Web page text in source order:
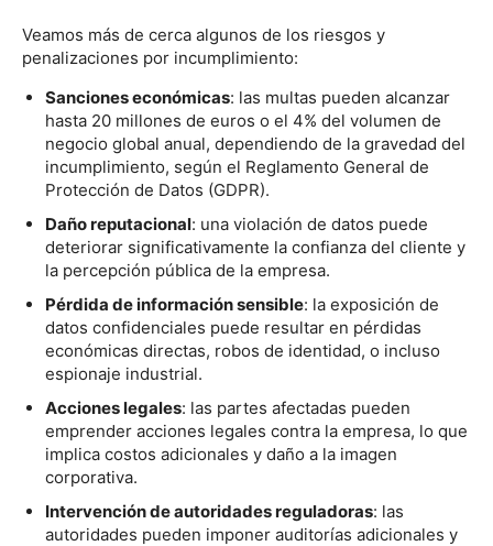
Veamos más de cerca algunos de los riesgos y
penalizaciones por incumplimiento:
Sanciones económicas: las multas pueden alcanzar
hasta 20 millones de euros o el 4% del volumen de
negocio global anual, dependiendo de la gravedad del
incumplimiento, según el Reglamento General de
Protección de Datos (GDPR).
Daño reputacional: una violación de datos puede
deteriorar significativamente la confianza del cliente y
la percepción pública de la empresa.
Pérdida de información sensible: la exposición de
datos confidenciales puede resultar en pérdidas
económicas directas, robos de identidad, o incluso
espionaje industrial.
Acciones legales: las partes afectadas pueden
emprender acciones legales contra la empresa, lo que
implica costos adicionales y daño a la imagen
corporativa.
Intervención de autoridades reguladoras: las
autoridades pueden imponer auditorías adicionales y